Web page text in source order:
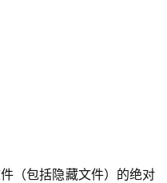
（包括隐藏文件）的绝对